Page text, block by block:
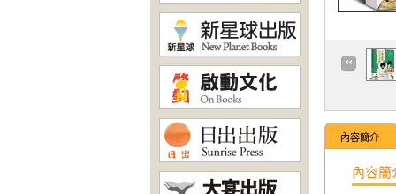
內容簡介
內容簡